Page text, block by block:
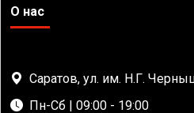
О нас
Саратов, ул. им. Н.Г.
Пн-Сб | 09:00 - 19:00